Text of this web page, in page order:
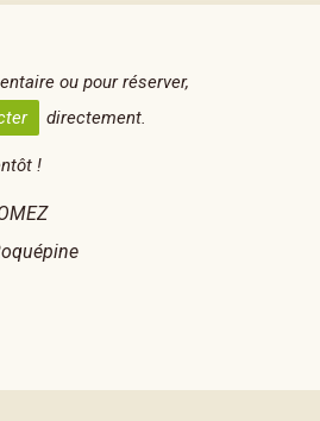
ou pour réserver,
directement.
!